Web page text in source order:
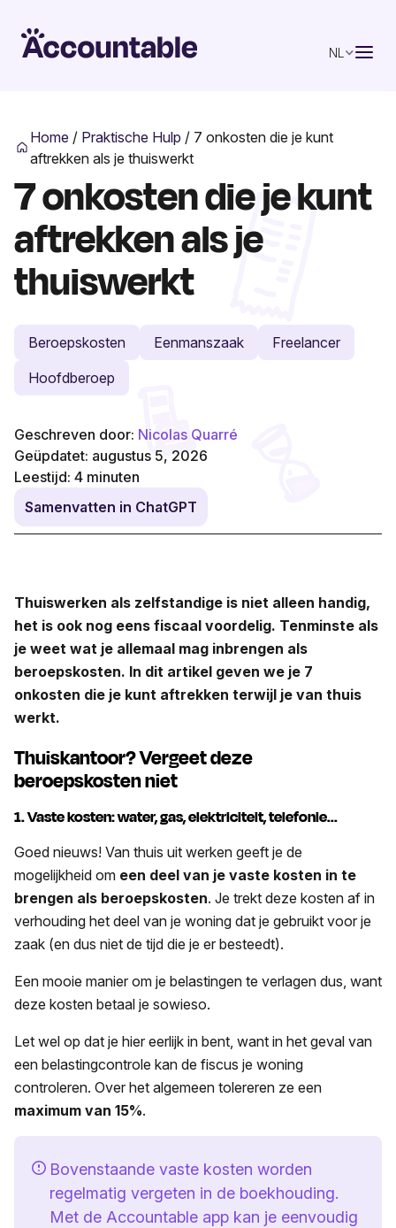
NL
Home / Praktische Hulp / 7 onkosten die je kunt
aftrekken als je thuiswerkt
7 onkosten die je kunt
aftrekken als je
thuiswerkt
Beroepskosten Eenmanszaak
Freelancer
Hoofdberoep
Geschreven door: Nicolas Quarré
Geüpdatet: augustus 5, 2026
Leestijd: 4 minuten
Samenvatten in ChatGPT
Thuiswerken als zelfstandige is niet alleen handig,
het is ook nog eens fiscaal voordelig. Tenminste als
je weet wat je allemaal mag inbrengen als
beroepskosten. In dit artikel geven we je 7
onkosten die je kunt aftrekken terwijl je van thuis
werkt.
Thuiskantoor? Vergeet deze
beroepskosten niet
1. Vaste kosten: water, gas, elektriciteit, telefonie...
Goed nieuws! Van thuis uit werken geeft je de
mogelijkheid om een deel van je vaste kosten in te
brengen als beroepskosten. Je trekt deze kosten af in
verhouding het deel van je woning dat je gebruikt voor je
zaak (en dus niet de tijd die je er besteedt).
Een mooie manier om je belastingen te verlagen dus, want
deze kosten betaal je sowieso.
Let wel op dat je hier eerlijk in bent, want in het geval van
een belastingcontrole kan de fiscus je woning
controleren. Over het algemeen tolereren ze een
maximum van 15%.
Bovenstaande vaste kosten worden
regelmatig vergeten in de boekhouding.
Met de Accountable app kan je eenvoudig